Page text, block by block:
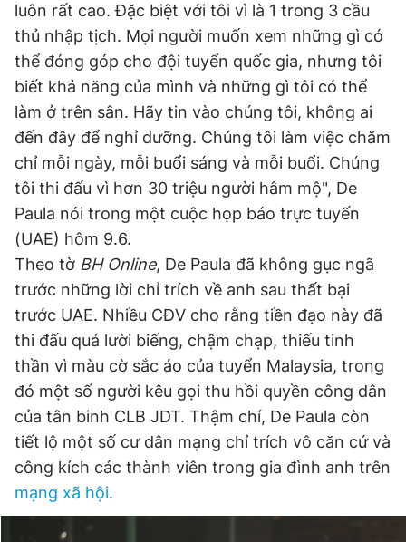
luôn rất cao. Đặc biệt với tôi vì là 1 trong 3 cầu
thủ nhập tịch. Mọi người muốn xem những gì có
thể đóng góp cho đội tuyển quốc gia, nhưng tôi
biết khả năng của mình và những gì tôi có thể
làm ở trên sân. Hãy tin vào chúng tôi, không ai
đến đây để nghỉ dưỡng. Chúng tôi làm việc chăm
chỉ mỗi ngày, mỗi buổi sáng và mỗi buổi. Chúng
tôi thi đấu vì hơn 30 triệu người hâm mộ", De
Paula nói trong một cuộc họp báo trực tuyến
(UAE) hôm 9.6.
Theo tờ BH Online, De Paula đã không gục ngã
trước những lời chỉ trích về anh sau thất bại
trước UAE. Nhiều CĐV cho rằng tiền đạo này đã
thi đấu quá lười biếng, chậm chạp, thiếu tinh
thần vì màu cờ sắc áo của tuyển Malaysia, trong
đó một số người kêu gọi thu hồi quyền công dân
của tân binh CLB JDT. Thậm chí, De Paula còn
tiết lộ một số cư dân mạng chỉ trích vô căn cứ và
công kích các thành viên trong gia đình anh trên
mạng xã hội.